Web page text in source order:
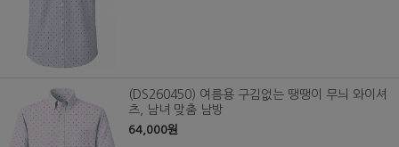
(DS260450) 여름용 구김없는 땡땡이 무늬 와이셔
츠, 남녀 맞춤 남방
64,000원